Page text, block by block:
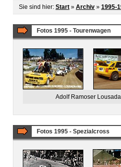
Sie sind hier: Start » Archiv » 1995-
Fotos 1995 - Tourenwagen
Adolf Ramoser Lousada
Fotos 1995 - Spezialcross